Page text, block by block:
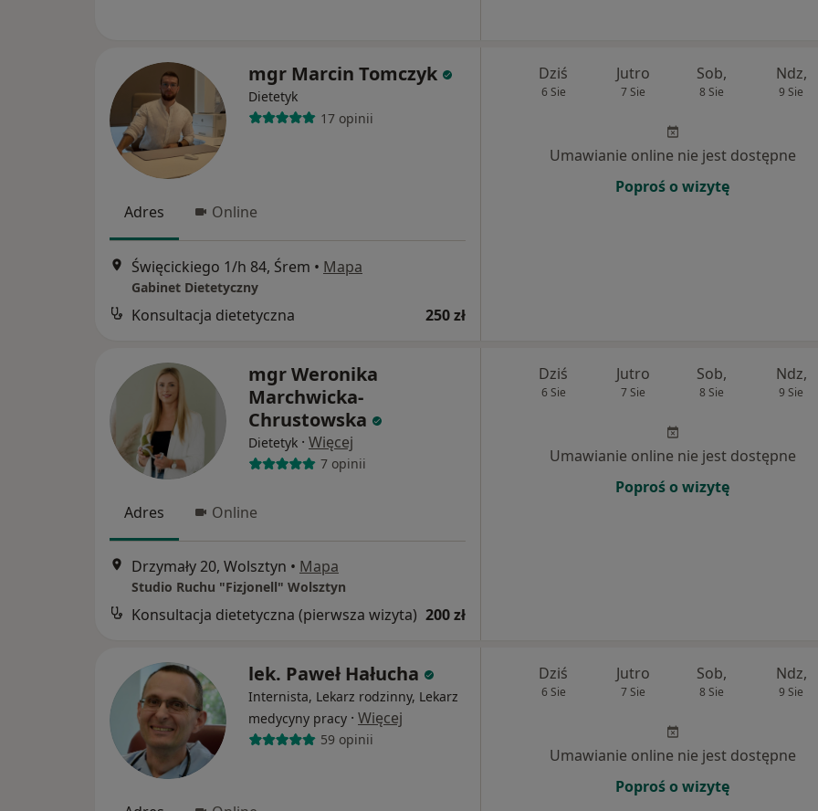
mgr Marcin Tomczyk
Dietetyk
17 opinii
Adres Online
Święcickiego 1/h 84, Śrem • Mapa
Gabinet Dietetyczny
Konsultacja dietetyczna 250 zł
Dziś
6 Sie
Jutro
7 Sie
Sob,
8 Sie
Ndz,
9 Sie
Umawianie online nie jest dostępne
Poproś o wizytę
mgr Weronika
Marchwicka-
Chrustowska
Dietetyk · Więcej
7 opinii
Adres Online
Drzymały 20, Wolsztyn • Mapa
Studio Ruchu "Fizjonell" Wolsztyn
Konsultacja dietetyczna (pierwsza wizyta) 200 zł
Dziś
6 Sie
Jutro
7 Sie
Sob,
8 Sie
Ndz,
9 Sie
Umawianie online nie jest dostępne
Poproś o wizytę
lek. Paweł Hałucha
Internista, Lekarz rodzinny, Lekarz
medycyny pracy · Więcej
59 opinii
Dziś
6 Sie
Jutro
7 Sie
Sob,
8 Sie
Ndz,
9 Sie
Umawianie online nie jest dostępne
Poproś o wizytę